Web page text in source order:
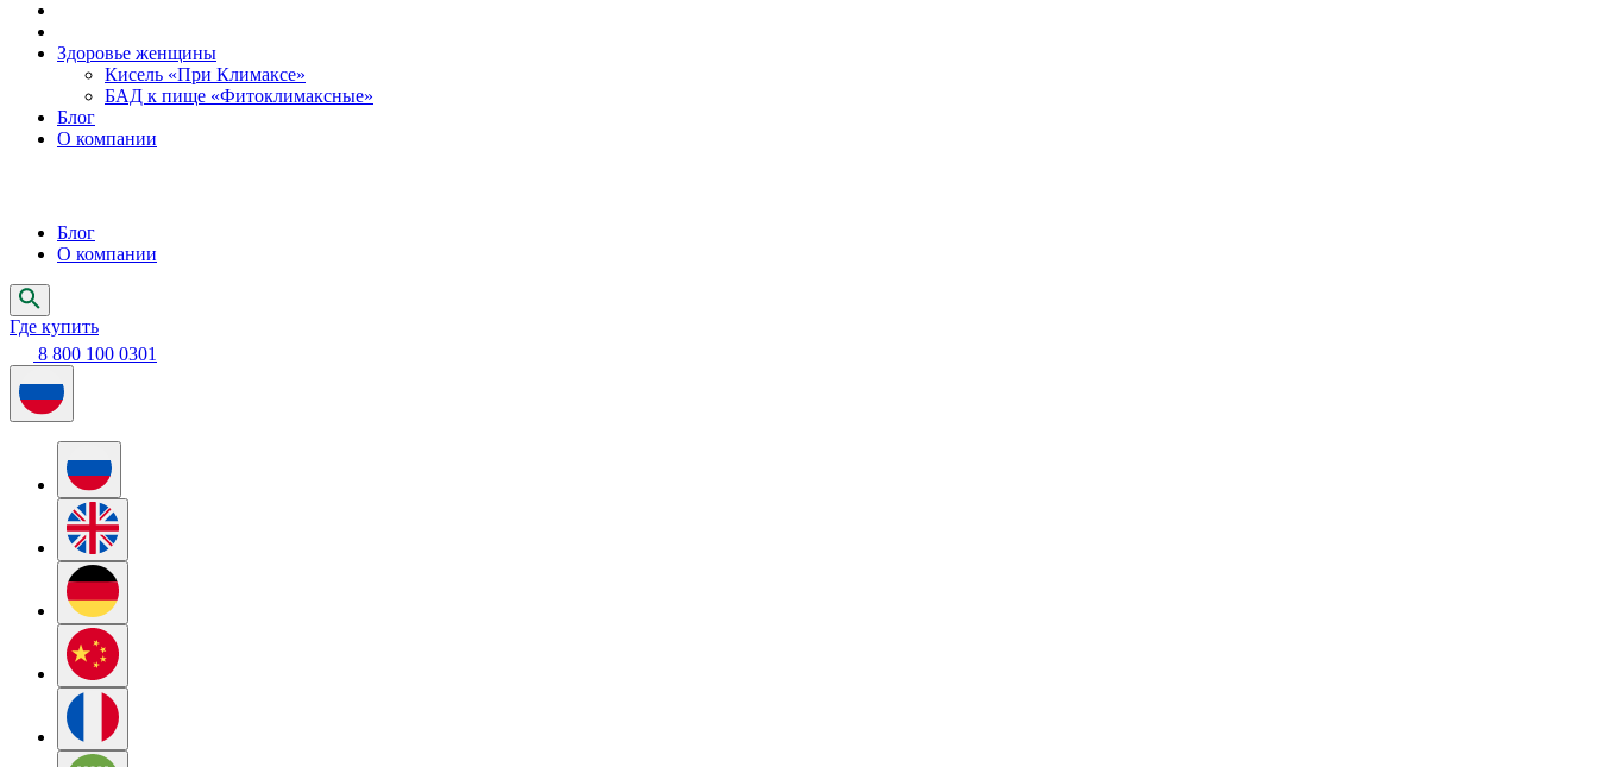
Здоровье женщины
Кисель «При Климаксе»
БАД к пище «Фитоклимаксные»
Блог
О компании
Блог
О компании
Где купить
8 800 100 0301